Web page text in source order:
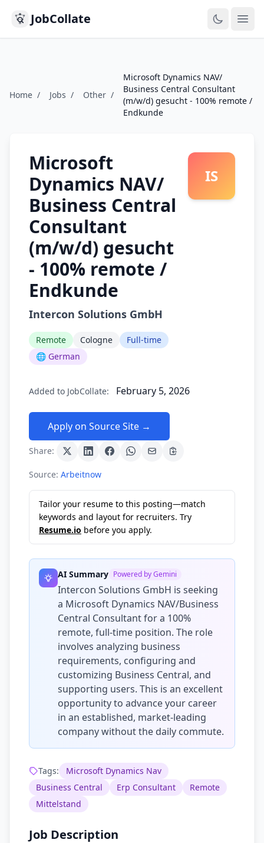
JobCollate
Home / Jobs / Other /
Microsoft Dynamics NAV/
Business Central Consultant
(m/w/d) gesucht - 100% remote /
Endkunde
Microsoft
Dynamics NAV/
Business Central
Consultant
(m/w/d) gesucht
- 100% remote /
Endkunde
Intercon Solutions GmbH
Remote Cologne
Full-time
🌐 German
IS
Added to JobCollate: February 5, 2026
Apply on Source Site →
Share:
Source: Arbeitnow
Tailor your resume to this posting—match
keywords and layout for recruiters. Try
Resume.io before you apply.
AI Summary Powered by Gemini
Intercon Solutions GmbH is seeking
a Microsoft Dynamics NAV/Business
Central Consultant for a 100%
remote, full-time position. The role
involves analyzing business
requirements, configuring and
customizing Business Central, and
supporting users. This is an excellent
opportunity to advance your career
in an established, market-leading
company without the daily commute.
Tags:
Microsoft Dynamics Nav
Business Central
Erp Consultant
Remote
Mittelstand
Job Description